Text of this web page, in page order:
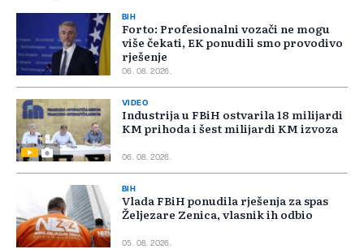
BIH
Forto: Profesionalni vozači ne mogu
više čekati, EK ponudili smo provodivo
rješenje
06. 08. 2026.
VIDEO
Industrija u FBiH ostvarila 18 milijardi
KM prihoda i šest milijardi KM izvoza
06. 08. 2026.
BIH
Vlada FBiH ponudila rješenja za spas
Željezare Zenica, vlasnik ih odbio
05. 08. 2026.